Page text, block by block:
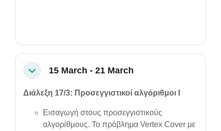
Collapse15 March - 21 March
Διάλεξη 17/3: Προσεγγιστικοί αλγόριθμοι Ι
Εισαγωγή στους προσεγγιστικούς
αλγορίθμους. Το πρόβλημα Vertex Cover με